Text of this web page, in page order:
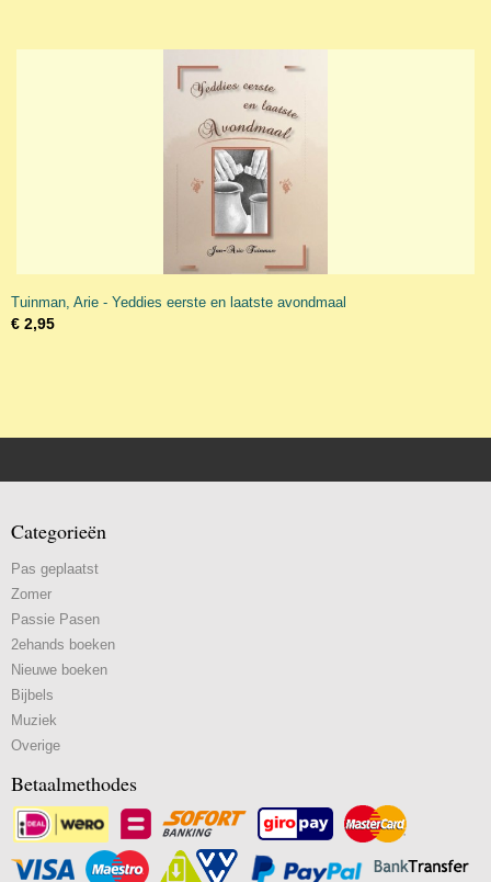
Tuinman, Arie - Yeddies eerste en laatste avondmaal
€ 2,95
Categorieën
Pas geplaatst
Zomer
Passie Pasen
2ehands boeken
Nieuwe boeken
Bijbels
Muziek
Overige
Betaalmethodes